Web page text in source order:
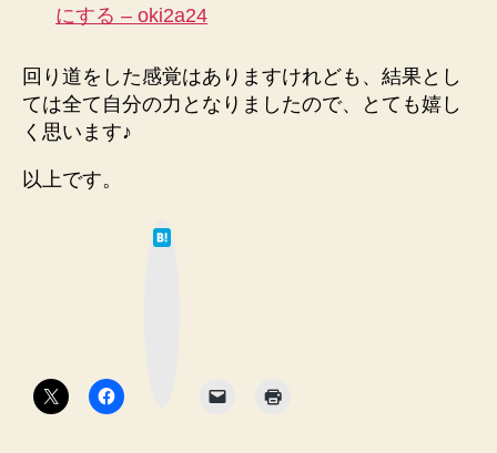
にする – oki2a24
回り道をした感覚はありますけれども、結果とし
ては全て自分の力となりましたので、とても嬉し
く思います♪
以上です。